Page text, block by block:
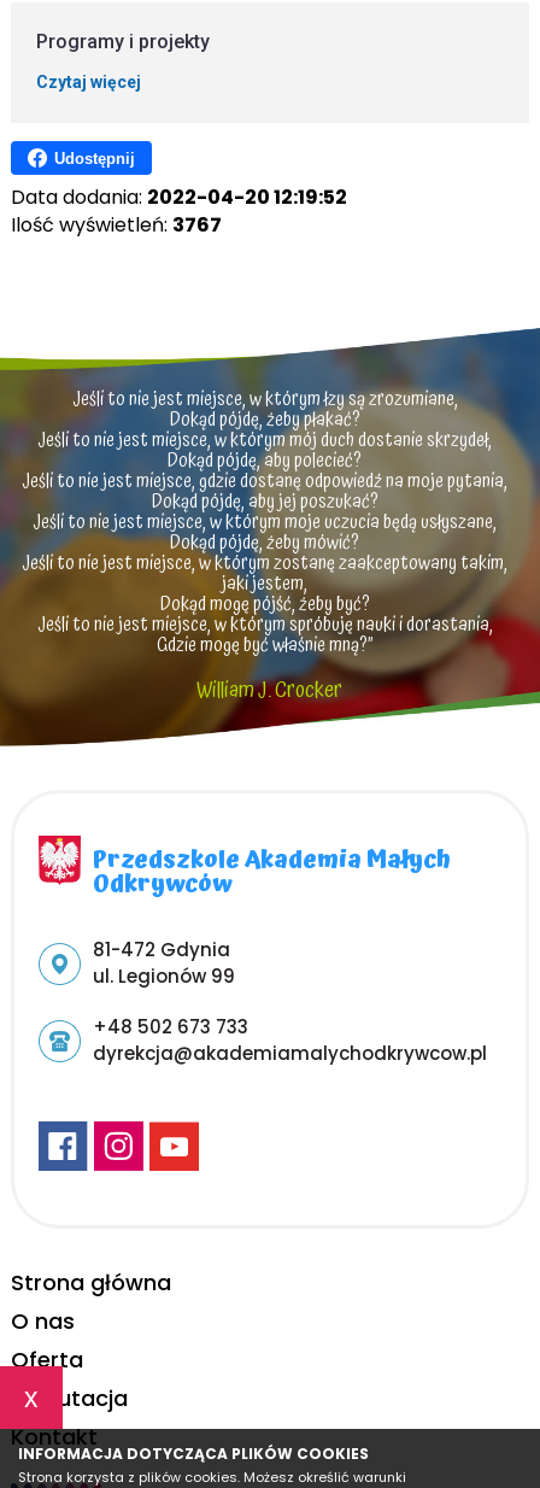
x
INFORMACJA DOTYCZĄCA PLIKÓW COOKIES
Strona korzysta z plików cookies. Możesz określić warunki
Programy i projekty
Czytaj więcej
Udostępnij
Data dodania: 2022-04-20 12:19:52
Ilość wyświetleń: 3767
Jeśli to nie jest miejsce, w którym łzy są zrozumiane,
Dokąd pójdę, żeby płakać?
Jeśli to nie jest miejsce, w którym mój duch dostanie skrzydeł,
Dokąd pójdę, aby polecieć?
Jeśli to nie jest miejsce, gdzie dostanę odpowiedź na moje pytania,
Dokąd pójdę, aby jej poszukać?
Jeśli to nie jest miejsce, w którym moje uczucia będą usłyszane,
Dokąd pójdę, żeby mówić?
Jeśli to nie jest miejsce, w którym zostanę zaakceptowany takim,
jaki jestem,
Dokąd mogę pójść, żeby być?
Jeśli to nie jest miejsce, w którym spróbuję nauki i dorastania,
Gdzie mogę być właśnie mną?”
William J. Crocker
Przedszkole Akademia Małych
Odkrywców
Adres pocztowy:
81-472 Gdynia
ul. Legionów 99
+48 502 673 733
dyrekcja@akademiamalychodkrywcow.pl
Strona główna
O nas
Oferta
Rekrutacja
Kontakt